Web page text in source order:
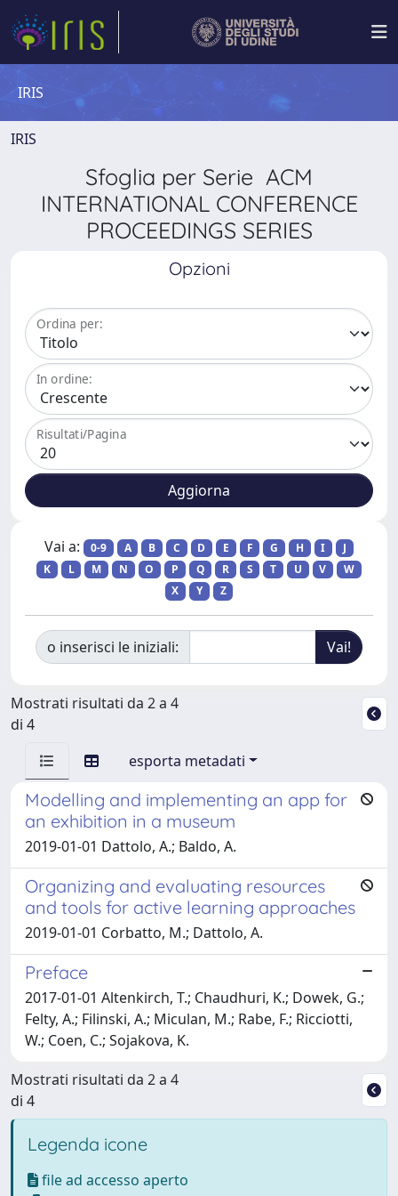
IRIS
IRIS
Sfoglia per Serie ACM
INTERNATIONAL CONFERENCE
PROCEEDINGS SERIES
Opzioni
Ordina per:
In ordine:
Risultati/Pagina
Vai a: 0-9 A B C D E F G H I
J
K
L M N O P Q R S T U V
W
X
Y Z
o inserisci le iniziali:
Mostrati risultati da 2 a 4
di 4
esporta metadati
Modelling and implementing an app for
an exhibition in a museum
2019-01-01 Dattolo, A.; Baldo, A.
Organizing and evaluating resources
and tools for active learning approaches
2019-01-01 Corbatto, M.; Dattolo, A.
Preface
2017-01-01 Altenkirch, T.; Chaudhuri, K.; Dowek, G.;
Felty, A.; Filinski, A.; Miculan, M.; Rabe, F.; Ricciotti,
W.; Coen, C.; Sojakova, K.
Mostrati risultati da 2 a 4
di 4
Legenda icone
file ad accesso aperto